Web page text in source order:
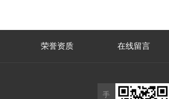
荣誉资质 在线留言
手